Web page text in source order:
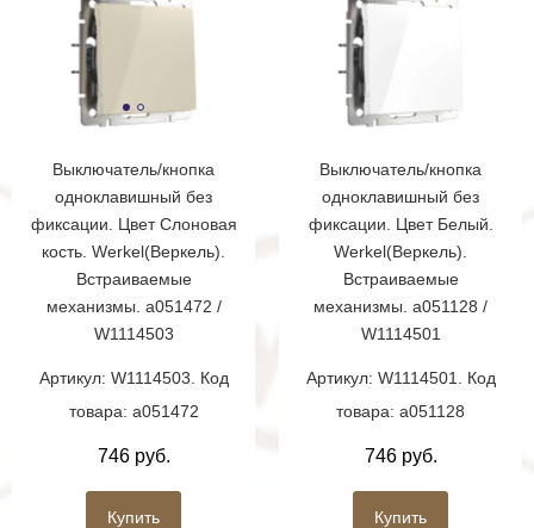
Выключатель/кнопка
одноклавишный без
фиксации. Цвет Слоновая
кость. Werkel(Веркель).
Встраиваемые
механизмы. a051472 /
W1114503
Артикул: W1114503. Код
товара: a051472
746 руб.
Купить
Выключатель/кнопка
одноклавишный без
фиксации. Цвет Белый.
Werkel(Веркель).
Встраиваемые
механизмы. a051128 /
W1114501
Артикул: W1114501. Код
товара: a051128
746 руб.
Купить